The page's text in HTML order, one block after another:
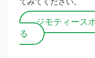
てみてください。
ジモティース
る